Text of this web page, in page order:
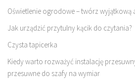
Oświetlenie ogrodowe – twórz wyjątkową
Jak urządzić przytulny kącik do czytania?
Czysta tapicerka
Kiedy warto rozważyć instalację
przesuwne do szafy na wymiar